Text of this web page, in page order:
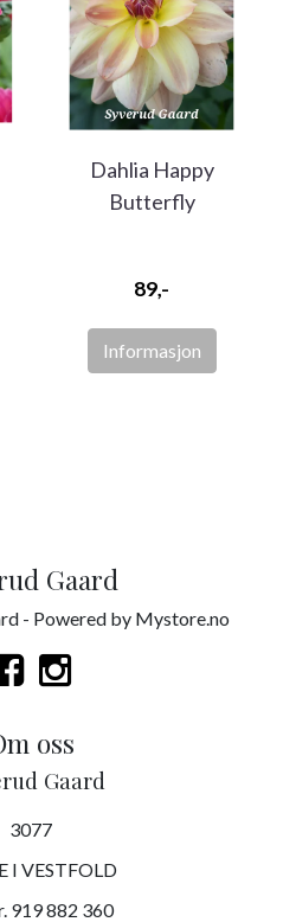
Dahlia Happy
Butterfly
89,-
Informasjon
Gaard
- Powered by Mystore.no
oss
Gaard
3077
I VESTFOLD
919 882 360